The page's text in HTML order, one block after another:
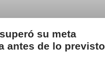
su meta
antes de lo previsto